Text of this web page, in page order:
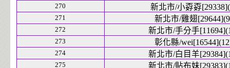
270 新北市/小孬孬
271 新北市/雞翅
272 新北市/手分手
273 彰化縣/
274 新北市/白目羊
275 新北市/貼布妹